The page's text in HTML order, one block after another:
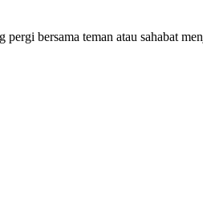
bersama teman atau sahabat